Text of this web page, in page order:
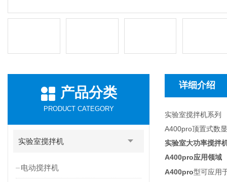
产品分类
PRODUCT CATEGORY
实验室搅拌机
电动搅拌机
详细介绍
实验室搅拌机系列
A400pro顶置式数
实验室大功率搅拌
A400pro应用领域
A400pro型可应用